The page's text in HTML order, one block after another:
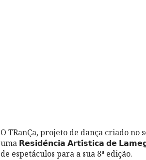
O TRanÇa, projeto de dança criado no
uma 𝗥𝗲𝘀𝗶𝗱𝗲̂𝗻𝗰𝗶𝗮 𝗔𝗿𝘁𝗶́𝘀𝘁𝗶𝗰𝗮 𝗱𝗲
de espetáculos para a sua 8ª edição.